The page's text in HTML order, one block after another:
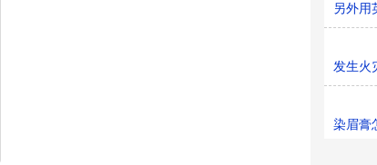
另外用
发生火
染眉膏